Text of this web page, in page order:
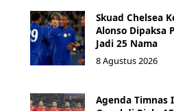
Skuad Chelsea
Alonso Dipaksa
Jadi 25 Nama
8 Agustus 2026
Agenda Timnas